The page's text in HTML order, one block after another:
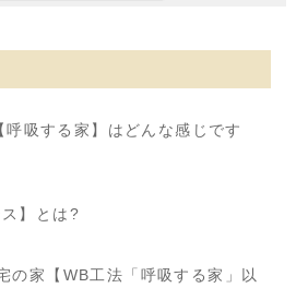
吸する家】はどんな感じです
ス】とは?
の家【WB工法「呼吸する家」以